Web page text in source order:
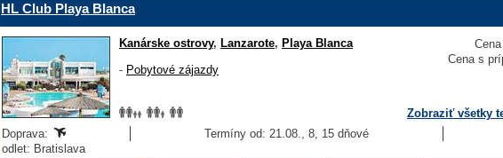
HL Club Playa Blanca
Cena s
Kanárske ostrovy, Lanzarote, Playa Blanca
- Pobytové zájazdy
Zobraziť všetky
Doprava:
Termíny od: 21.08., 8, 15 dňové
odlet: Bratislava